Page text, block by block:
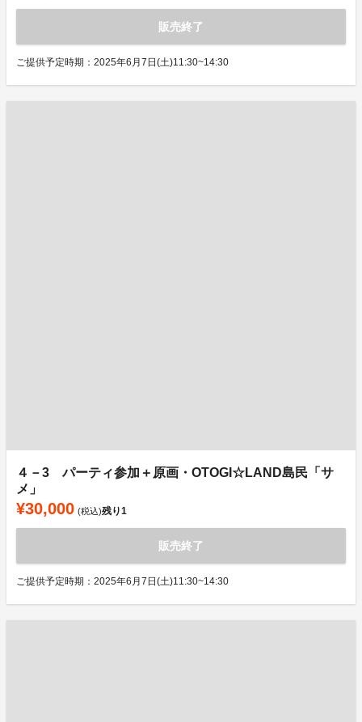
販売終了
ご提供予定時期：2025年6月7日(土)11:30~14:30
４－3 パーティ参加＋原画・OTOGI☆LAND島民「サ
メ」
¥30,000 (税込)残り1
販売終了
ご提供予定時期：2025年6月7日(土)11:30~14:30